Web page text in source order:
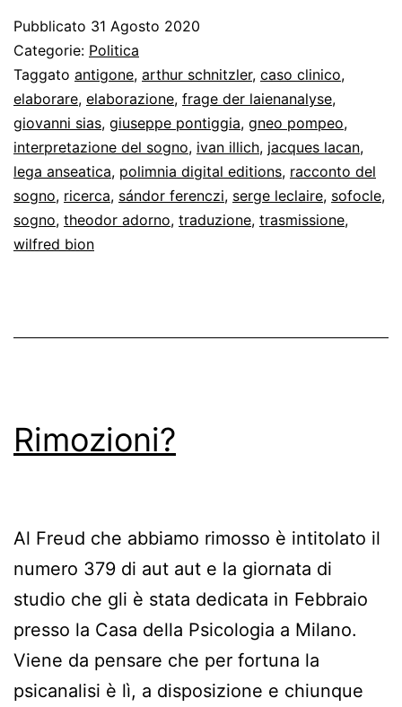
Sias
Pubblicato 31 Agosto 2020
Categorie: Politica
Taggato antigone, arthur schnitzler, caso clinico,
elaborare, elaborazione, frage der laienanalyse,
giovanni sias, giuseppe pontiggia, gneo pompeo,
interpretazione del sogno, ivan illich, jacques lacan,
lega anseatica, polimnia digital editions, racconto del
sogno, ricerca, sándor ferenczi, serge leclaire, sofocle,
sogno, theodor adorno, traduzione, trasmissione,
wilfred bion
Rimozioni?
Al Freud che abbiamo rimosso è intitolato il
numero 379 di aut aut e la giornata di
studio che gli è stata dedicata in Febbraio
presso la Casa della Psicologia a Milano.
Viene da pensare che per fortuna la
psicanalisi è lì, a disposizione e chiunque